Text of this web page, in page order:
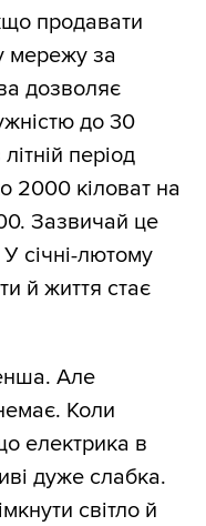
продавати
мережу за
дозволяє
до 30
період
2000 кіловат на
Зазвичай це
січні-лютому
й життя стає
Але
Коли
електрика в
дуже слабка.
світло й